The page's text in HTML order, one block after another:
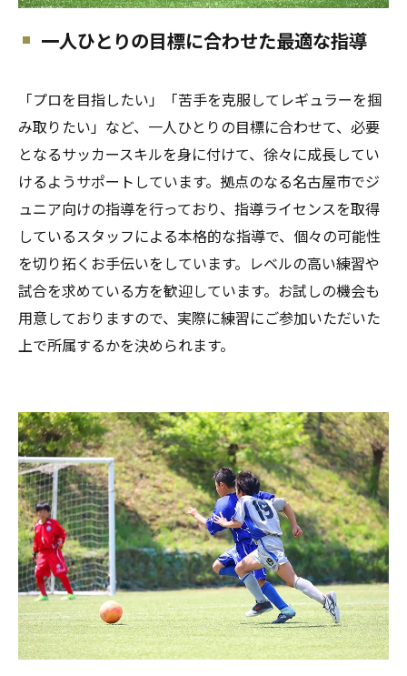
一人ひとりの目標に合わせた最適な指導
「プロを目指したい」「苦手を克服してレギュラーを掴
み取りたい」など、一人ひとりの目標に合わせて、必要
となるサッカースキルを身に付けて、徐々に成長してい
けるようサポートしています。拠点のなる名古屋市でジ
ュニア向けの指導を行っており、指導ライセンスを取得
しているスタッフによる本格的な指導で、個々の可能性
を切り拓くお手伝いをしています。レベルの高い練習や
試合を求めている方を歓迎しています。お試しの機会も
用意しておりますので、実際に練習にご参加いただいた
上で所属するかを決められます。